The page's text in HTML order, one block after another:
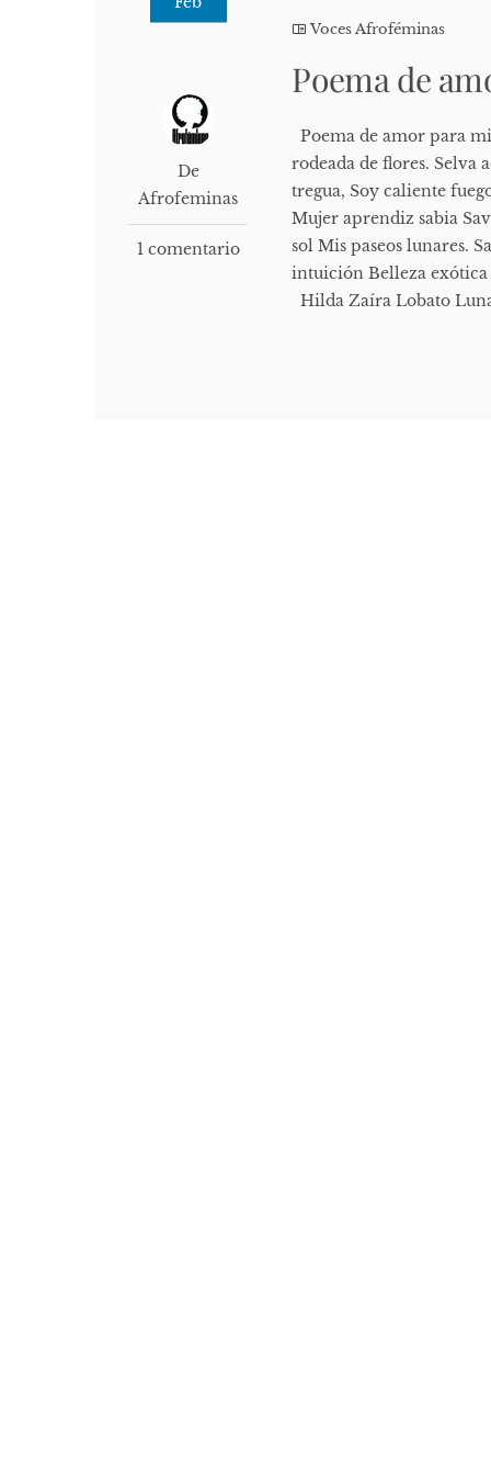
De
Afrofeminas
1 comentario
Voces Afroféminas
Poema de
Poema de amor para
rodeada de flores. Selva
tregua, Soy caliente
Mujer aprendiz sabia
sol Mis paseos lunares.
intuición Belleza
Hilda Zaíra Lobato